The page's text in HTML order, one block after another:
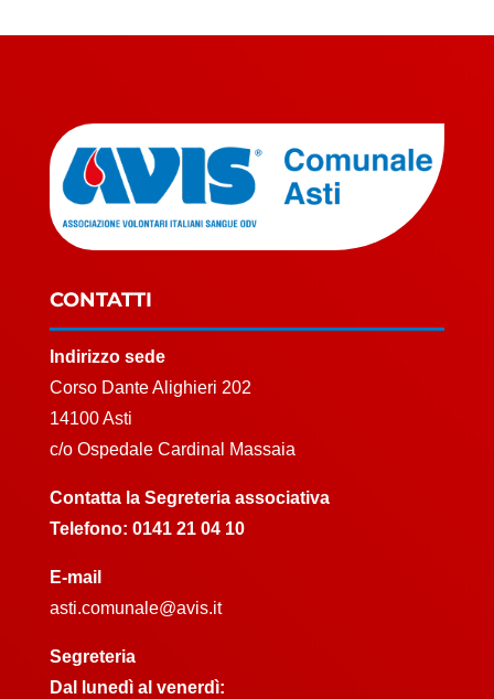
CONTATTI
Indirizzo sede
Corso Dante Alighieri 202
14100 Asti
c/o Ospedale Cardinal Massaia
Contatta la Segreteria associativa
Telefono: 0141 21 04 10
E-mail
asti.comunale@avis.it
Segreteria
Dal lunedì al venerdì: